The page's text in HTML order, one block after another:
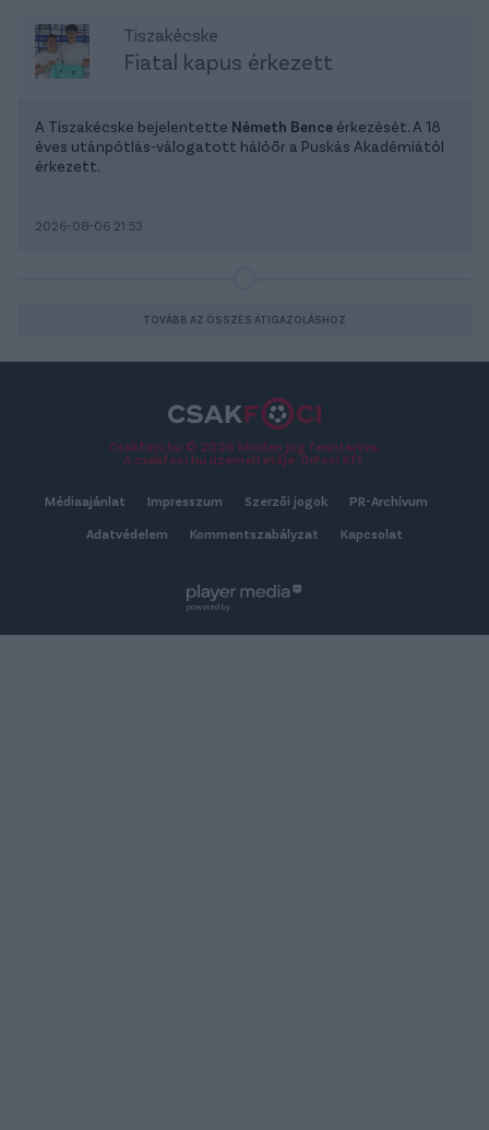
Tiszakécske
Fiatal kapus érkezett
A Tiszakécske bejelentette Németh Bence érkezését. A 18
éves utánpótlás-válogatott hálóőr a Puskás Akadémiától
érkezett.
2026-08-06 21:53
TOVÁBB AZ ÖSSZES ÁTIGAZOLÁSHOZ
Csakfoci.hu © 2026 Minden jog fenntartva.
A csakfoci.hu üzemeltetője: DrFoci Kft.
Médiaajánlat Impresszum Szerzői jogok PR-Archívum
Adatvédelem Kommentszabályzat Kapcsolat
powered by